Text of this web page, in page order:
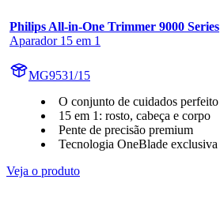
Philips All-in-One Trimmer 9000 Series
Aparador 15 em 1
MG9531/15
O conjunto de cuidados perfeito
15 em 1: rosto, cabeça e corpo
Pente de precisão premium
Tecnologia OneBlade exclusiva
Veja o produto